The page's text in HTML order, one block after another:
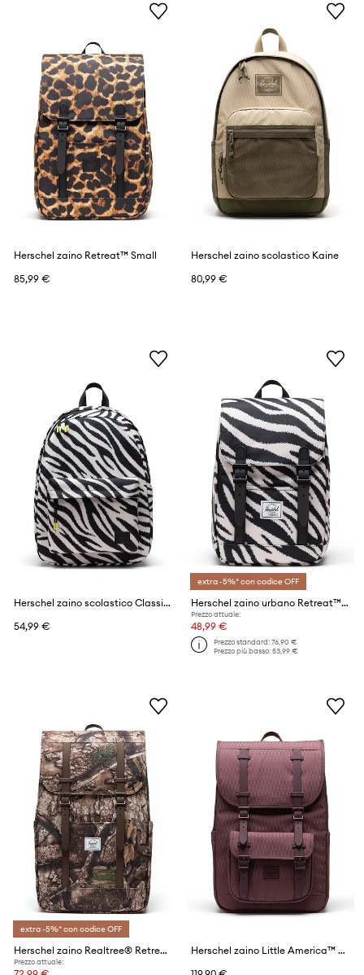
Herschel zaino Retreat™ Small
85,99 €
Herschel zaino scolastico Kaine
80,99 €
Herschel zaino scolastico Classic™
54,99 €
extra -5%* con codice OFF
Herschel zaino urbano Retreat™ Mini
Prezzo attuale:
48,99 €
Prezzo standard:76,90 €
Prezzo più basso:53,99 €
extra -5%* con codice OFF
Herschel zaino Realtree® Retreat™
Prezzo attuale:
Herschel zaino Little America™ Mid